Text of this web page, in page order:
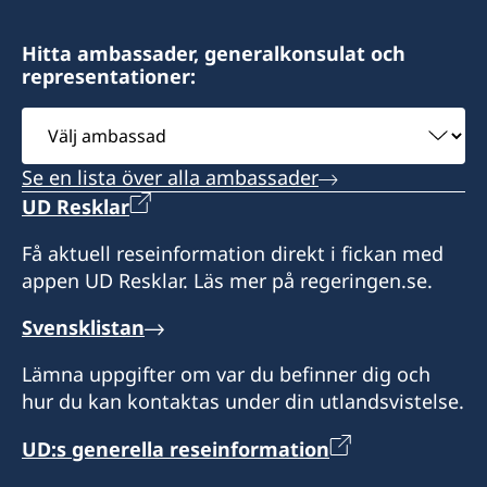
Hitta ambassader, generalkonsulat och
representationer:
Välj
ambassad
Se en lista över alla ambassader
UD Resklar
Få aktuell reseinformation direkt i fickan med
appen UD Resklar. Läs mer på regeringen.se.
Svensklistan
Lämna uppgifter om var du befinner dig och
hur du kan kontaktas under din utlandsvistelse.
UD:s generella reseinformation